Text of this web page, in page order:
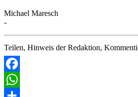
Michael Maresch
-
Teilen, Hinweis der Redaktion,
Facebook
WhatsApp